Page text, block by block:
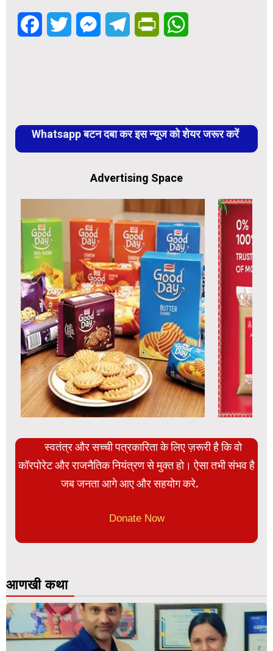
FacebookTwitter MessengerTelegramPrintFriendly
Whatsapp बटन दबा कर इस न्यूज को शेयर जरूर करें
Advertising Space
स्वतंत्र और सच्ची पत्रकारिता के लिए ज़रूरी है कि वो
कॉरपोरेट और राजनैतिक नियंत्रण से मुक्त हो। ऐसा तभी संभव है
जब जनता आगे आए और सहयोग करे.
Donate Now
आणखी कथा